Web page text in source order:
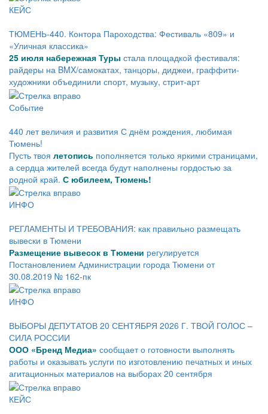
КЕЙС
ТЮМЕНЬ-440. Контора Пароходства: Фестиваль «809» и
«Уличная классика»
25 июля набережная Туры стала площадкой фестиваля:
райдеры на BMX/самокатах, танцоры, диджеи, граффити-
художники объединили спорт, музыку, стрит-арт
Событие
440 лет величия и развития С днём рождения, любимая
Тюмень!
Пусть твоя летопись пополняется только яркими страницами,
а сердца жителей всегда будут наполнены гордостью за
родной край. С юбилеем, Тюмень!
ИНФО
РЕГЛАМЕНТЫ И ТРЕБОВАНИЯ: как правильно размещать
вывески в Тюмени
Размещение вывесок в Тюмени регулируется
Постановлением Администрации города Тюмени от
30.08.2019 № 162-пк
ИНФО
ВЫБОРЫ ДЕПУТАТОВ 20 СЕНТЯБРЯ 2026 Г. ТВОЙ ГОЛОС –
СИЛА РОССИИ
ООО «Бренд Медиа» сообщает о готовности выполнять
работы и оказывать услуги по изготовлению печатных и иных
агитационных материалов на выборах 20 сентября
КЕЙС